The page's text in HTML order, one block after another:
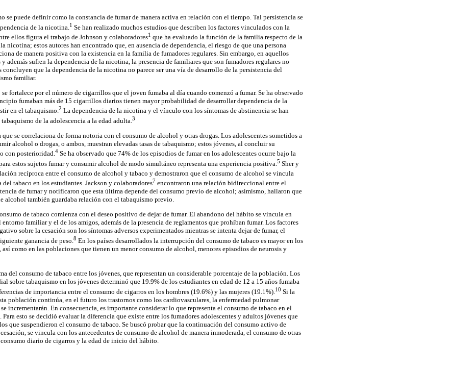
se puede definir como la constancia de fumar de manera activa en relación con el tiempo. Tal persistencia se
de la nicotina. 1 Se han realizado muchos estudios que describen los factores vinculados con la
ellos figura el trabajo de Johnson y colaboradores1 que ha evaluado la función de la familia respecto de la
nicotina; estos autores han encontrado que, en ausencia de dependencia, el riesgo de que una persona
de manera positiva con la existencia en la familia de fumadores regulares. Sin embargo, en aquellos
además sufren la dependencia de la nicotina, la presencia de familiares que son fumadores regulares no
que la dependencia de la nicotina no parece ser una vía de desarrollo de la persistencia del
familiar.
fortalece por el número de cigarrillos que el joven fumaba al día cuando comenzó a fumar. Se ha observado
fumaban más de 15 cigarrillos diarios tienen mayor probabilidad de desarrollar dependencia de la
en el tabaquismo.2 La dependencia de la nicotina y el vínculo con los síntomas de abstinencia se han
de la adolescencia a la edad adulta. 3
se correlaciona de forma notoria con el consumo de alcohol y otras drogas. Los adolescentes sometidos a
alcohol o drogas, o ambos, muestran elevadas tasas de tabaquismo; estos jóvenes, al concluir su
con posterioridad.4 Se ha observado que 74% de los episodios de fumar en los adolescentes ocurre bajo la
estos sujetos fumar y consumir alcohol de modo simultáneo representa una experiencia positiva. 5 Sher y
recíproca entre el consumo de alcohol y tabaco y demostraron que el consumo de alcohol se vincula
tabaco en los estudiantes. Jackson y colaboradores7 encontraron una relación bidireccional entre el
de fumar y notificaron que esta última depende del consumo previo de alcohol; asimismo, hallaron que
alcohol también guardaba relación con el tabaquismo previo.
de tabaco comienza con el deseo positivo de dejar de fumar. El abandono del hábito se vincula en
familiar y el de los amigos, además de la presencia de reglamentos que prohíban fumar. Los factores
sobre la cesación son los síntomas adversos experimentados mientras se intenta dejar de fumar, el
ganancia de peso. 8 En los países desarrollados la interrupción del consumo de tabaco es mayor en los
como en las poblaciones que tienen un menor consumo de alcohol, menores episodios de neurosis y
del consumo de tabaco entre los jóvenes, que representan un considerable porcentaje de la población. Los
sobre tabaquismo en los jóvenes determinó que 19.9% de los estudiantes en edad de 12 a 15 años fumaba
de importancia entre el consumo de cigarros en los hombres (19.6%) y las mujeres (19.1%). 10 Si la
población continúa, en el futuro los trastornos como los cardiovasculares, la enfermedad pulmonar
incrementarán. En consecuencia, es importante considerar lo que representa el consumo de tabaco en el
Para esto se decidió evaluar la diferencia que existe entre los fumadores adolescentes y adultos jóvenes que
que suspendieron el consumo de tabaco. Se buscó probar que la continuación del consumo activo de
se vincula con los antecedentes de consumo de alcohol de manera inmoderada, el consumo de otras
diario de cigarros y la edad de inicio del hábito.